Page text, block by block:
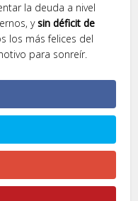
la deuda a nivel
ysin déficit de
los más felices del
para sonreír.